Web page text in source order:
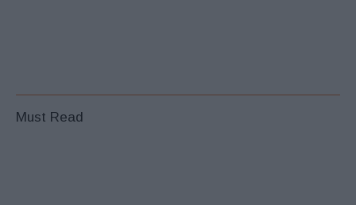
Must Read